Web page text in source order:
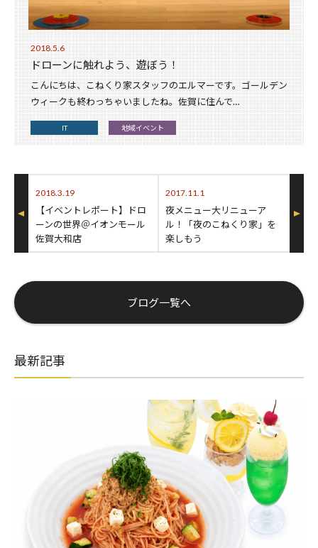
2018.5.6
ドローンに触れよう、遊ぼう！
こんにちは、こねくり家スタッフのエルマーです。ゴールデン
ウィークも終わっちゃいましたね。佐賀に住んで…
IT 地域イベント
2018.3.19
【イベントレポート】ドロ
ーンの世界＠イオンモール
佐賀大和店
2017.11.1
夜メニュー大リニューア
ル！「夜のこねくり家」を
楽しもう
ブログ一覧へ
最新記事